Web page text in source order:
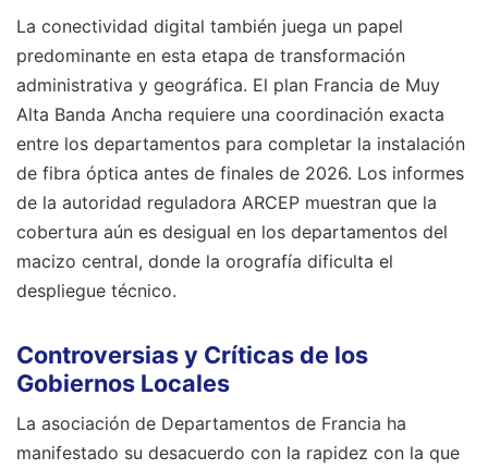
La conectividad digital también juega un papel
predominante en esta etapa de transformación
administrativa y geográfica. El plan Francia de Muy
Alta Banda Ancha requiere una coordinación exacta
entre los departamentos para completar la instalación
de fibra óptica antes de finales de 2026. Los informes
de la autoridad reguladora ARCEP muestran que la
cobertura aún es desigual en los departamentos del
macizo central, donde la orografía dificulta el
despliegue técnico.
Controversias y Críticas de los
Gobiernos Locales
La asociación de Departamentos de Francia ha
manifestado su desacuerdo con la rapidez con la que